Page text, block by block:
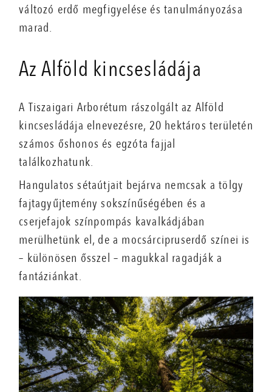
változó erdő megfigyelése és tanulmányozása
marad.
Az Alföld kincsesládája
A Tiszaigari Arborétum rászolgált az Alföld
kincsesládája elnevezésre, 20 hektáros területén
számos őshonos és egzóta fajjal
találkozhatunk.
Hangulatos sétaútjait bejárva nemcsak a tölgy
fajtagyűjtemény sokszínűségében és a
cserjefajok színpompás kavalkádjában
merülhetünk el, de a mocsárcipruserdő színei is
– különösen ősszel – magukkal ragadják a
fantáziánkat.